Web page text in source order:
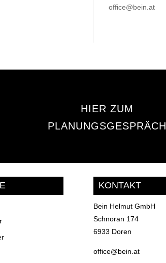
office@bein.at
HIER ZUM
PLANUNGSGESPRÄCH
KONTAKT
Bein Helmut GmbH
Schnoran 174
6933 Doren
office@bein.at